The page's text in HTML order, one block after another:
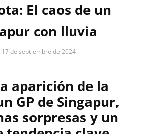
El caos de un
con lluvia
17 de septiembre de 2024
aparición de la
GP de Singapur,
sorpresas y un